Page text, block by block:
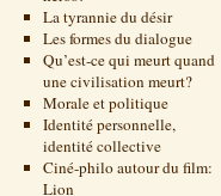
La tyrannie du désir
Les formes du dialogue
Qu’est-ce qui meurt quand
une civilisation meurt?
Morale et politique
Identité personnelle,
identité collective
Ciné-philo autour du film:
Lion